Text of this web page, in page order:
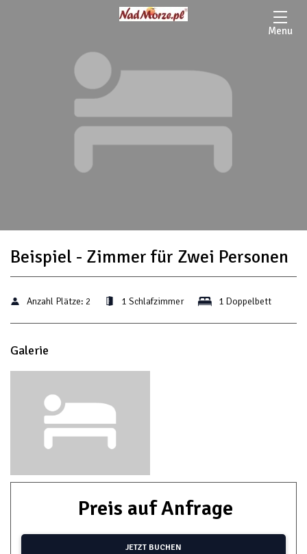
Menu
Beispiel - Zimmer für Zwei Personen
Anzahl Plätze: 2 1 Schlafzimmer 1 Doppelbett
Galerie
Preis auf Anfrage
JETZT BUCHEN